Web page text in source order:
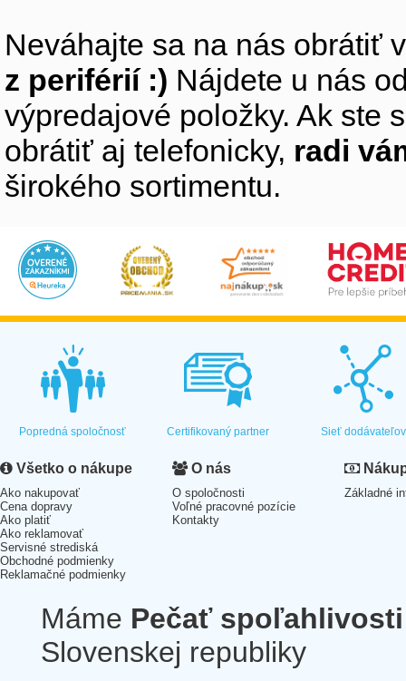
Neváhajte sa na nás obrátiť
z periférií :) Nájdete u nás
výpredajové položky. Ak ste
obrátiť aj telefonicky, radi
širokého sortimentu.
Popredná spoločnosť Certifikovaný partner Sieť dodávateľov
Všetko o nákupe
Ako nakupovať
Cena dopravy
Ako platiť
Ako reklamovať
Servisné strediská
Obchodné podmienky
Reklamačné podmienky
O nás
O spoločnosti
Voľné pracovné pozície
Kontakty
Základné
Máme Pečať spoľahlivosti
Slovenskej republiky